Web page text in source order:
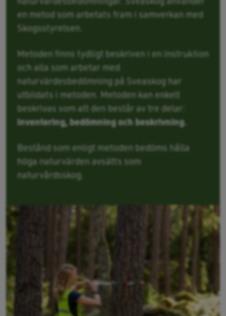
en metod som arbetats fram i samverkan med
Skogsstyrelsen.
Metoden finns tydligt beskriven i en instruktion
och alla som arbetar med
naturvärdesbedömning på Sveaskog har
utbildats i metoden. Metoden kan enkelt
beskrivas som att den består av tre delar:
inventering, bedömning och beskrivning.
Bestånd som enligt metoden bedöms hålla
höga naturvärden avsätts som
naturvårdsskog.